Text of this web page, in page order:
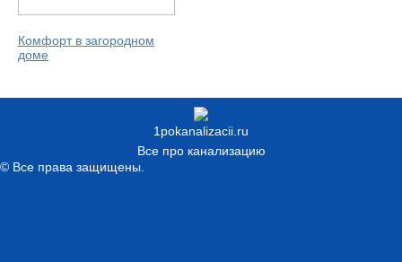
Комфорт в загородном
доме
1pokanalizacii.ru
Все про канализацию
© Все права защищены.